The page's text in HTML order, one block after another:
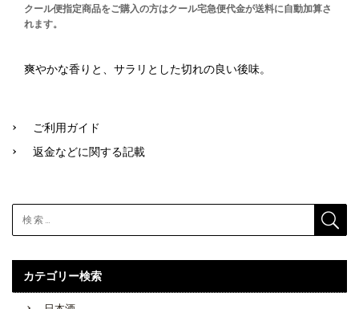
クール便指定商品をご購入の方はクール宅急便代金が送料に自動加算さ
れます。
爽やかな香りと、サラリとした切れの良い後味。
ご利用ガイド
返金などに関する記載
カテゴリー検索